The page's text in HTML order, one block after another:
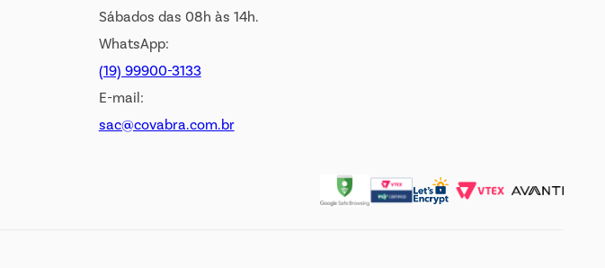
Sábados das 08h às 14h.
WhatsApp:
(19) 99900-3133
E-mail:
sac@covabra.com.br